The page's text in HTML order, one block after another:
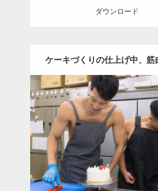
ダウンロード
ケーキづくりの仕上げ中、筋
取られるマッチョ
Update:
2023.02.11
Category:ケーキ屋さんのマッ
ンジの人
AKIHITO(細マッ
TOSHI(大胸筋)
上腕二頭筋
ダウンロード